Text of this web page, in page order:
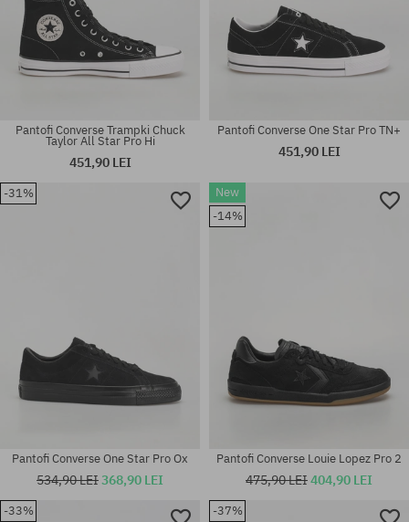
Mărimi existente:
Pantofi Converse Trampki Chuck
Taylor All Star Pro Hi
451,90 LEI
Pantofi Converse One Star Pro TN+
451,90 LEI
-31%
Pantofi Converse One Star Pro Ox
534,90 LEI368,90 LEI
New
-14%
Pantofi Converse Louie Lopez Pro 2
475,90 LEI404,90 LEI
-33% -37%